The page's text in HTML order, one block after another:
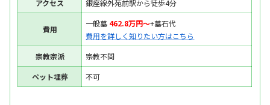
アクセス
銀座線外苑前駅から徒歩4分
費用
一般墓 462.8万円〜+墓石代
費用を詳しく知りたい方はこちら
宗教宗派
宗教不問
ペット埋葬
不可